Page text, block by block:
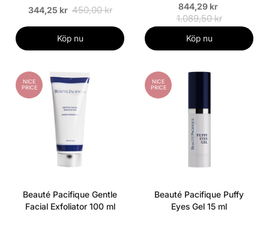
344,25 kr 450,00 kr
Köp nu
844,29 kr
1.089,50 kr
Köp nu
NICE
PRICE
Beauté Pacifique Gentle
Facial Exfoliator 100 ml
NICE
PRICE
Beauté Pacifique Puffy
Eyes Gel 15 ml